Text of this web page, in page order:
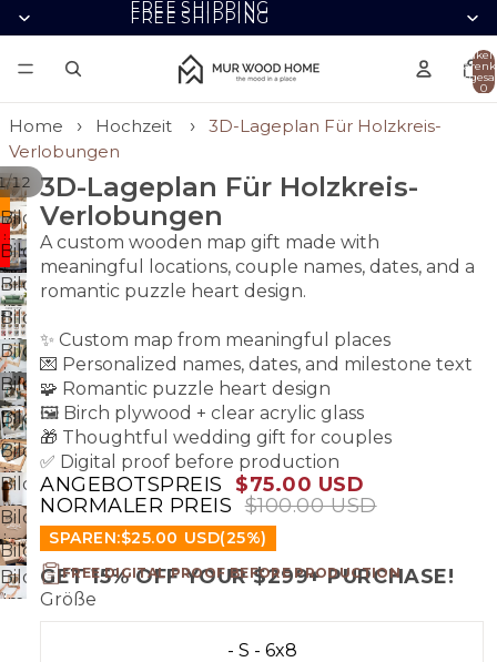
FREE SHIPPING
FREE SHIPPING
0
Home Hochzeit
3D-Lageplan Für Holzkreis-
Verlobungen
/12
Bild
im
Vollbildmodus
öffnen
Bild
im
Vollbildmodus
öffnen
Bild
im
Vollbildmodus
öffnen
Bild
im
Vollbildmodus
öffnen
Bild
im
Vollbildmodus
öffnen
Bild
im
Vollbildmodus
öffnen
Bild
im
Vollbildmodus
öffnen
Bild
im
Vollbildmodus
öffnen
Bild
im
Vollbildmodus
öffnen
Bild
im
Vollbildmodus
öffnen
Bild
im
Vollbildmodus
öffnen
Bild
im
Vollbildmodus
3D-Lageplan Für Holzkreis-
Verlobungen
A custom wooden map gift made with
meaningful locations, couple names, dates, and a
romantic puzzle heart design.
✨ Custom map from meaningful places
💌 Personalized names, dates, and milestone text
🧩 Romantic puzzle heart design
🖼️ Birch plywood + clear acrylic glass
🎁 Thoughtful wedding gift for couples
✅ Digital proof before production
ANGEBOTSPREIS
$75.00 USD
NORMALER PREIS $100.00 USD
SPAREN:$25.00 USD(25%)
FREE DIGITAL PROOF BEFORE PRODUCTION
GET 15% OFF YOUR $299+ PURCHASE!
Größe
- S - 6x8